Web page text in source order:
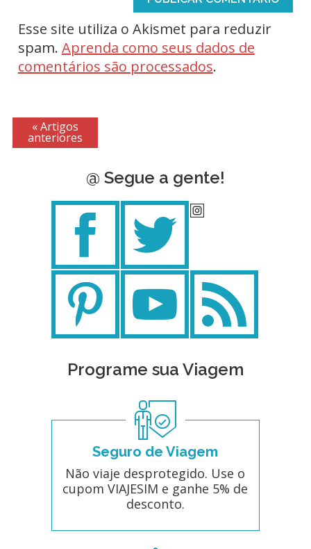
Esse site utiliza o Akismet para reduzir
spam. Aprenda como seus dados de
comentários são processados.
« Artigos
anteriores
@ Segue a gente!
Programe sua Viagem
Seguro de Viagem
Não viaje desprotegido. Use o
cupom VIAJESIM e ganhe 5% de
desconto.